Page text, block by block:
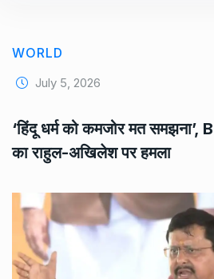
WORLD
July 5, 2026
‘हिंदू धर्म को कमजोर मत समझना’,
का राहुल-अखिलेश पर हमला